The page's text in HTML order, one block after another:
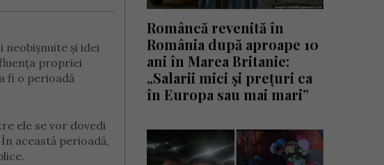
neobișnuite și idei
propriei
fi o perioadă
ele se vor dovedi
această perioadă,
Româncă revenită în
România după aproape 10
ani în Marea Britanie:
„Salarii mici și prețuri ca
în Europa sau mai mari”